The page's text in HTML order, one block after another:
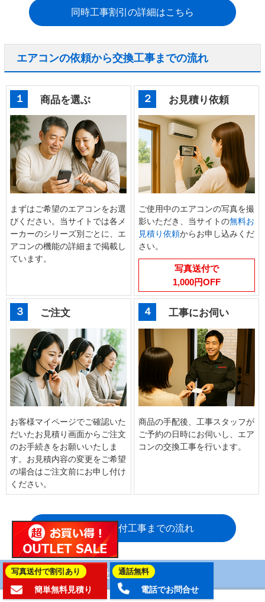
同時工事割引の詳細はこちら
エアコンの依頼から交換工事までの流れ
１ 商品を選ぶ
まずはご希望のエアコンをお選
びください。当サイトでは各メ
ーカーのシリーズ別ごとに、エ
アコンの機能の詳細まで掲載し
ています。
２ お見積り依頼
ご使用中のエアコンの写真を撮
影いただき、当サイトの無料お
見積り依頼からお申し込みくだ
さい。
写真送付で
1,000円OFF
３ ご注文
お客様マイページでご確認いた
だいたお見積り画面からご注文
のお手続きをお願いいたしま
す。お見積内容の変更をご希望
の場合はご注文前にお申し付け
ください。
４ 工事にお伺い
商品の手配後、工事スタッフが
ご予約の日時にお伺いし、エア
コンの交換工事を行います。
エアコン取付工事までの流れ
ルームエアコンの最新取付工事例
写真送付で割引あり
簡単無料見積り
通話無料
電話でお問合せ